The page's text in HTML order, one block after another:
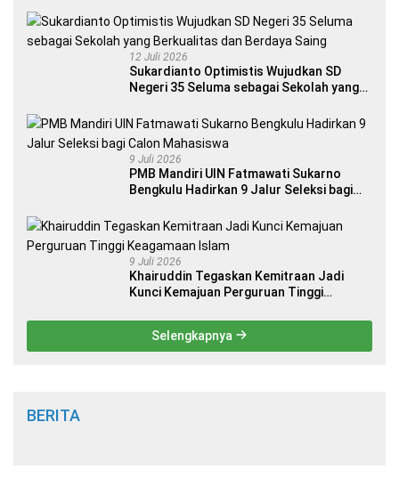
12 Juli 2026
Sukardianto Optimistis Wujudkan SD
Negeri 35 Seluma sebagai Sekolah yang
9 Juli 2026
PMB Mandiri UIN Fatmawati Sukarno
Bengkulu Hadirkan 9 Jalur Seleksi bagi
9 Juli 2026
Khairuddin Tegaskan Kemitraan Jadi
Kunci Kemajuan Perguruan Tinggi
Selengkapnya
BERITA